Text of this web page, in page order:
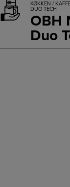
KØKKEN /
DUO TECH
OBH
Duo